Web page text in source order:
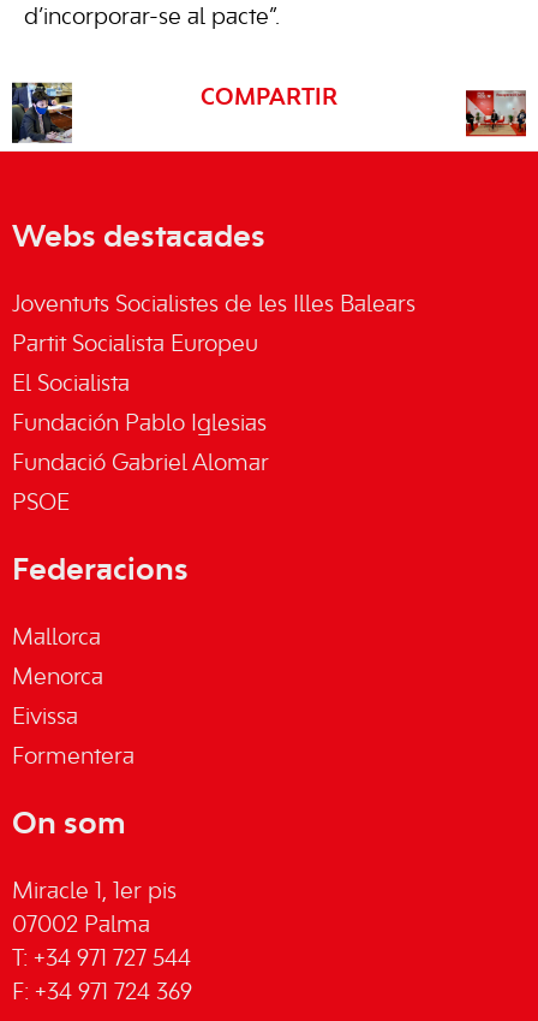
d’incorporar-se al pacte”.
COMPARTIR
Webs destacades
Joventuts Socialistes de les Illes Balears
Partit Socialista Europeu
El Socialista
Fundación Pablo Iglesias
Fundació Gabriel Alomar
PSOE
Federacions
Mallorca
Menorca
Eivissa
Formentera
On som
Miracle 1, 1er pis
07002 Palma
T: +34 971 727 544
F: +34 971 724 369